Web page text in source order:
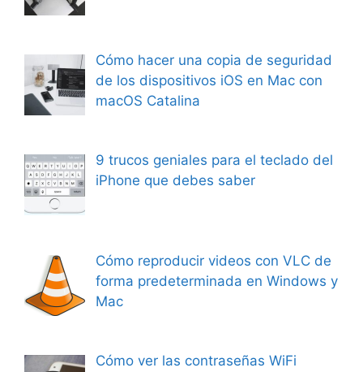
Cómo hacer una copia de seguridad
de los dispositivos iOS en Mac con
macOS Catalina
9 trucos geniales para el teclado del
iPhone que debes saber
Cómo reproducir videos con VLC de
forma predeterminada en Windows y
Mac
Cómo ver las contraseñas WiFi